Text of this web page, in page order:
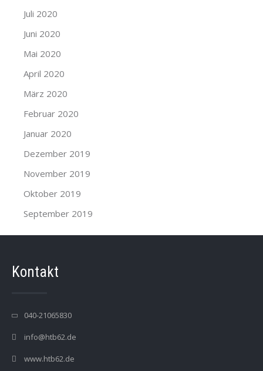
Juli 2020
Juni 2020
Mai 2020
April 2020
März 2020
Februar 2020
Januar 2020
Dezember 2019
November 2019
Oktober 2019
September 2019
Kontakt
040-21065830
info@htb62.de
www.htb62.de